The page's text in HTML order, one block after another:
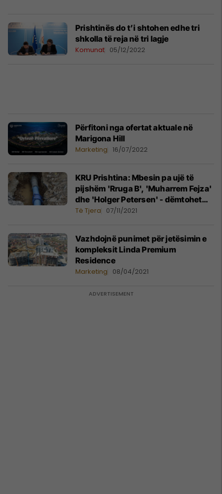
Prishtinës do t’i shtohen edhe tri
shkolla të reja në tri lagje
Komunat 05/12/2022
Përfitoni nga ofertat aktuale në
Marigona Hill
Marketing 16/07/2022
KRU Prishtina: Mbesin pa ujë të
pijshëm 'Rruga B', 'Muharrem Fejza'
dhe 'Holger Petersen' - dëmtohet
gypi nga një kompani
Të Tjera 07/11/2021
Vazhdojnë punimet për jetësimin e
kompleksit Linda Premium
Residence
Marketing 08/04/2021